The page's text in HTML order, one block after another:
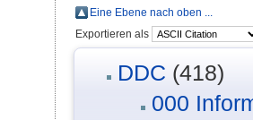
Eine Ebene nach oben ...
Exportieren als
DDC (418)
000